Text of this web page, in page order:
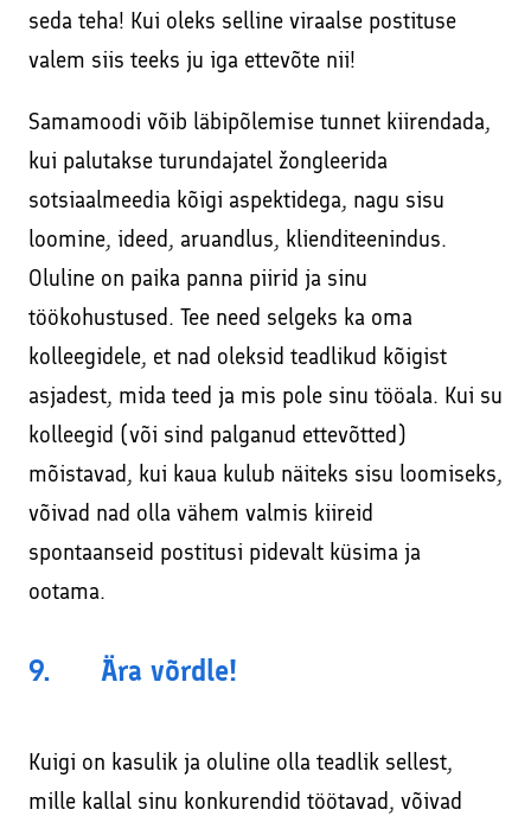
seda teha! Kui oleks selline viraalse postituse
valem siis teeks ju iga ettevõte nii!
Samamoodi võib läbipõlemise tunnet kiirendada,
kui palutakse turundajatel žongleerida
sotsiaalmeedia kõigi aspektidega, nagu sisu
loomine, ideed, aruandlus, klienditeenindus.
Oluline on paika panna piirid ja sinu
töökohustused. Tee need selgeks ka oma
kolleegidele, et nad oleksid teadlikud kõigist
asjadest, mida teed ja mis pole sinu tööala. Kui su
kolleegid (või sind palganud ettevõtted)
mõistavad, kui kaua kulub näiteks sisu loomiseks,
võivad nad olla vähem valmis kiireid
spontaanseid postitusi pidevalt küsima ja
ootama.
9. Ära võrdle!
Kuigi on kasulik ja oluline olla teadlik sellest,
mille kallal sinu konkurendid töötavad, võivad